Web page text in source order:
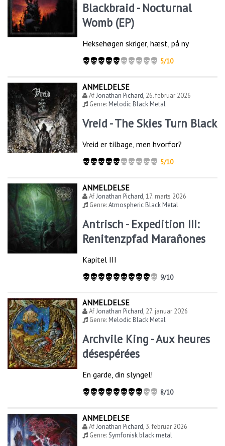
Blackbraid - Nocturnal
Womb (EP)
Heksehøgen skriger, hæst, på ny
5/10
ANMELDELSE
AfJonathan Pichard, 26. februar 2026
Genre:Melodic Black Metal
Vreid - The Skies Turn Black
Vreid er tilbage, men hvorfor?
5/10
ANMELDELSE
AfJonathan Pichard,17. marts 2026
Genre:Atmospheric Black Metal
Antrisch - Expedition III:
Renitenzpfad Marañones
Kapitel III
9/10
ANMELDELSE
AfJonathan Pichard, 27. januar 2026
Genre:Melodic Black Metal
Archvile King - Aux heures
désespérées
En garde, din slyngel!
8/10
ANMELDELSE
AfJonathan Pichard, 3. februar 2026
Genre:Symfonisk black metal